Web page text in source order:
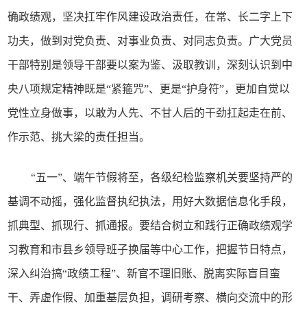
确政绩观，坚决扛牢作风建设政治责任，在常、长二字上下
功夫，做到对党负责、对事业负责、对同志负责。广大党员
干部特别是领导干部要以案为鉴、汲取教训，深刻认识到中
央八项规定精神既是“紧箍咒”、更是“护身符”，更加自觉以
党性立身做事，以敢为人先、不甘人后的干劲扛起走在前、
作示范、挑大梁的责任担当。
“五一”、端午节假将至，各级纪检监察机关要坚持严的
基调不动摇，强化监督执纪执法，用好大数据信息化手段，
抓典型、抓现行、抓通报。要结合树立和践行正确政绩观学
习教育和市县乡领导班子换届等中心工作，把握节日特点，
深入纠治搞“政绩工程”、新官不理旧账、脱离实际盲目蛮
干、弄虚作假、加重基层负担，调研考察、横向交流中的形